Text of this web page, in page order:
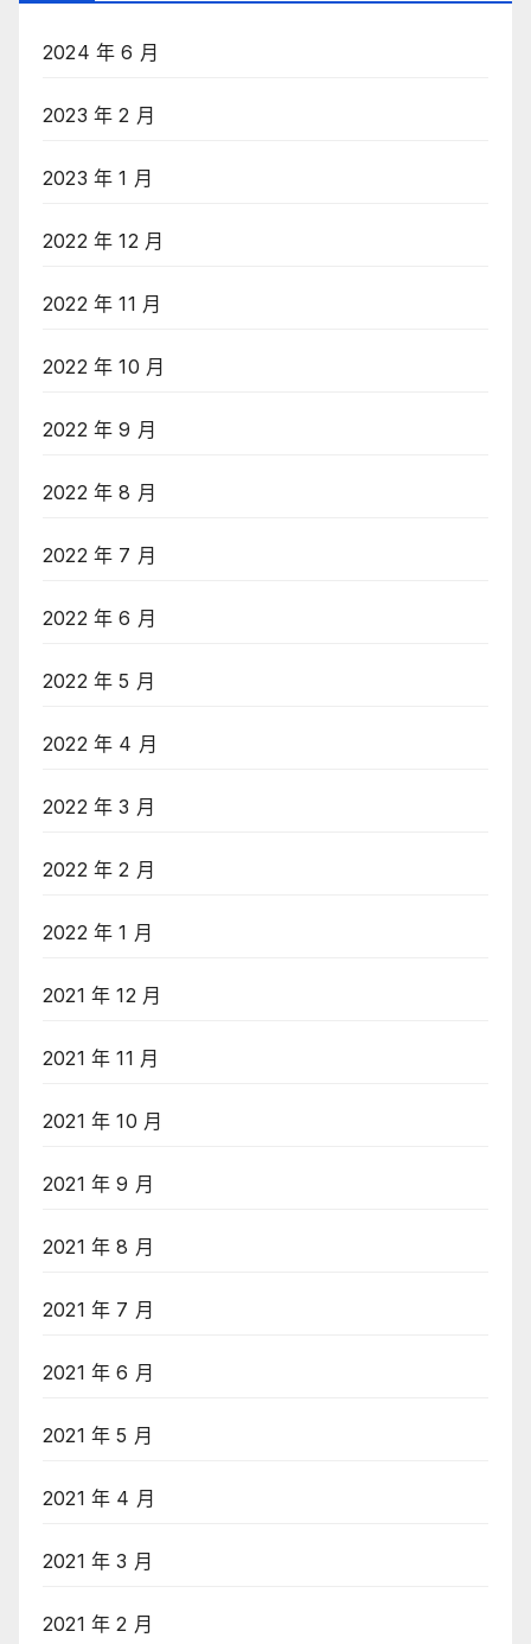
2024 年 6 月
2023 年 2 月
2023 年 1 月
2022 年 12 月
2022 年 11 月
2022 年 10 月
2022 年 9 月
2022 年 8 月
2022 年 7 月
2022 年 6 月
2022 年 5 月
2022 年 4 月
2022 年 3 月
2022 年 2 月
2022 年 1 月
2021 年 12 月
2021 年 11 月
2021 年 10 月
2021 年 9 月
2021 年 8 月
2021 年 7 月
2021 年 6 月
2021 年 5 月
2021 年 4 月
2021 年 3 月
2021 年 2 月